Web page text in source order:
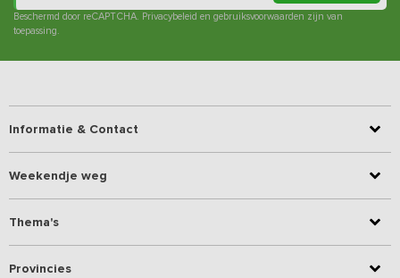
Beschermd door reCAPTCHA. Privacybeleid en gebruiksvoorwaarden zijn van
toepassing.
Informatie & Contact
Weekendje weg
Thema's
Provincies